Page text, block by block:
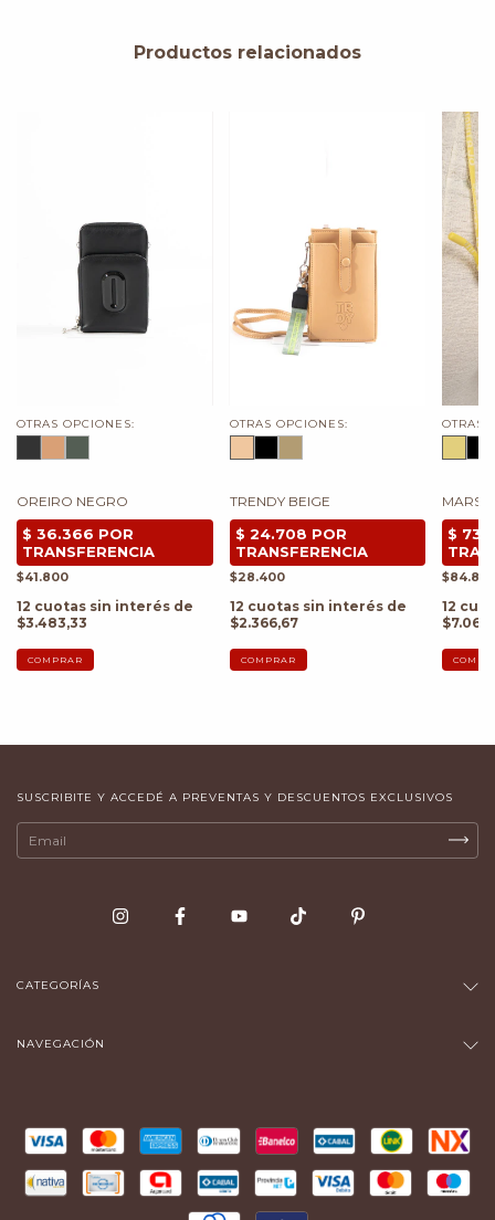
Productos relacionados
OTRAS OPCIONES:
OREIRO NEGRO
$41.800
12 cuotas sin interés de
$3.483,33
COMPRAR
OTRAS OPCIONES:
TRENDY BEIGE
$28.400
12 cuotas sin interés de
$2.366,67
COMPRAR
OTRAS
12
SUSCRIBITE Y ACCEDÉ A PREVENTAS Y DESCUENTOS EXCLUSIVOS
CATEGORÍAS
NAVEGACIÓN